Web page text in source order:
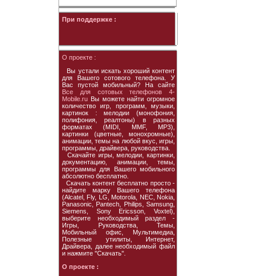
При поддержке :
О проекте :
Вы устали искать хороший контент
для Вашего сотового телефона. У
Вас пустой мобильный? На сайте
Все для сотовых телефонов 4-
Mobile.ru Вы можете найти огромное
количество игр, программ, музыки,
картинок : мелодии (монофония,
полифония, реалтоны) в разных
форматах (MIDI, MMF, MP3),
картинки (цветные, монохромные),
анимации, темы на любой вкус, игры,
программы, драйвера, руководства.
Скачайте игры, мелодии, картинки,
документацию, анимации, темы,
программы для Вашего мобильного
абсолютно бесплатно.
Скачать контент бесплатно просто -
найдите марку Вашего телефона
(Alcatel, Fly, LG, Motorola, NEC, Nokia,
Panasonic, Pantech, Philips, Samsung,
Siemens, Sony Ericsson, Voxtel),
выберите необходимый раздел -
Игры, Руководства, Темы,
Мобильный офис, Мультимедиа,
Полезные утилиты, Интернет,
Драйвера, далее необходимый файл
и нажмите "Скачать".
О проекте :